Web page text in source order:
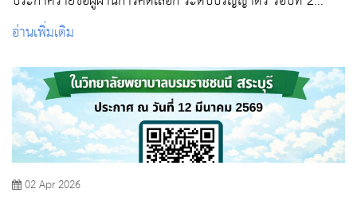
Quota (เฉพาะตัวจริง)
อ่านเพิ่มเติม
02 Apr 2026